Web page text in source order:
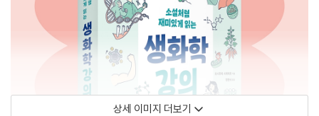
상세 이미지 더보기